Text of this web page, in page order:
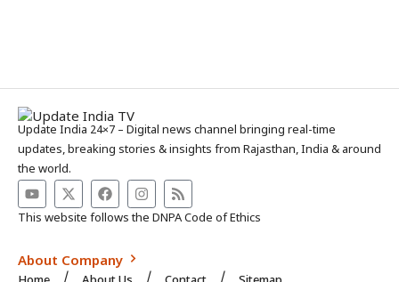
Update India 24×7 – Digital news channel bringing real-time
updates, breaking stories & insights from Rajasthan, India & around
the world.
This website follows the DNPA Code of Ethics
About Company